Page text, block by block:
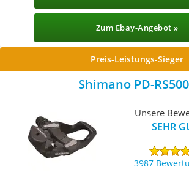
Zum Ebay-Angebot »
Preis-Leistungs-Sieger
Shimano PD-RS500
Unsere
SEHR
3987